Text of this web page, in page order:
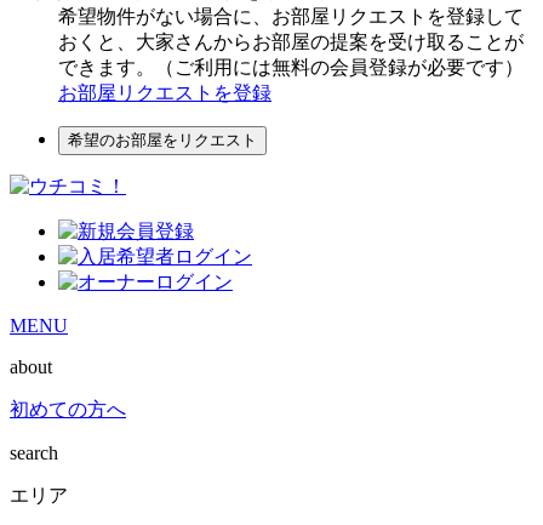
希望物件がない場合に、お部屋リクエストを登録して
おくと、大家さんからお部屋の提案を受け取ることが
できます。（ご利用には無料の会員登録が必要です）
お部屋リクエストを登録
希望のお部屋をリクエスト
MENU
about
初めての方へ
search
エリア